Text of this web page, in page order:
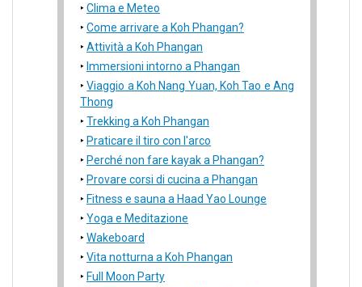
Clima e Meteo
Come arrivare a Koh Phangan?
Attività a Koh Phangan
Immersioni intorno a Phangan
Viaggio a Koh Nang Yuan, Koh Tao e Ang
Thong
Trekking a Koh Phangan
Praticare il tiro con l'arco
Perché non fare kayak a Phangan?
Provare corsi di cucina a Phangan
Fitness e sauna a Haad Yao Lounge
Yoga e Meditazione
Wakeboard
Vita notturna a Koh Phangan
Full Moon Party